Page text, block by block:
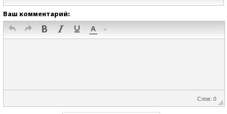
Ваш комментарий:
Слов: 0